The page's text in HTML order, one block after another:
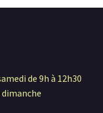
de 9h à 12h30